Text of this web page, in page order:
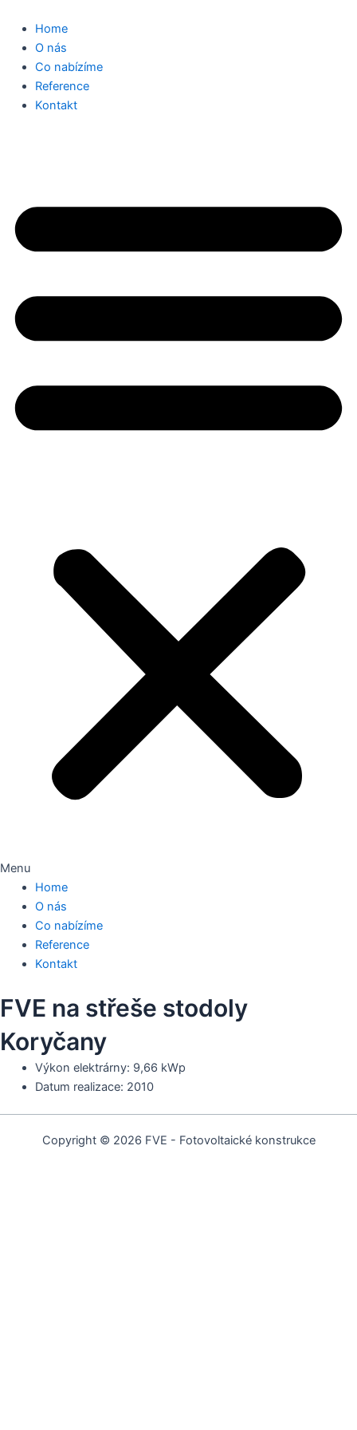
obsah
Home
O nás
Co nabízíme
Reference
Kontakt
Menu
Home
O nás
Co nabízíme
Reference
Kontakt
FVE na střeše stodoly
Koryčany
Výkon elektrárny: 9,66 kWp
Datum realizace: 2010
Copyright © 2026 FVE - Fotovoltaické konstrukce